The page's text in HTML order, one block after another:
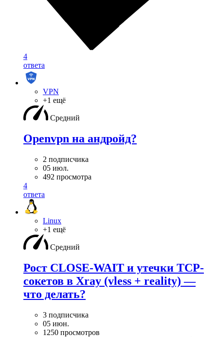
4
ответа
VPN
+1 ещё
Средний
Openvpn на андройд?
2 подписчика
05 июл.
492 просмотра
4
ответа
Linux
+1 ещё
Средний
Рост CLOSE-WAIT и утечки TCP-
сокетов в Xray (vless + reality) —
что делать?
3 подписчика
05 июн.
1250 просмотров